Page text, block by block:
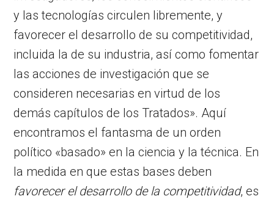
y las tecnologías circulen libremente, y
favorecer el desarrollo de su competitividad,
incluida la de su industria, así como fomentar
las acciones de investigación que se
consideren necesarias en virtud de los
demás capítulos de los Tratados». Aquí
encontramos el fantasma de un orden
político «basado» en la ciencia y la técnica. En
la medida en que estas bases deben
favorecer el desarrollo de la competitividad, es